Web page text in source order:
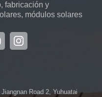
fabricación y
módulos solares
empresa, ubicada en
Nanjing, con una
con sistemas
Road 2, Yuhuatai